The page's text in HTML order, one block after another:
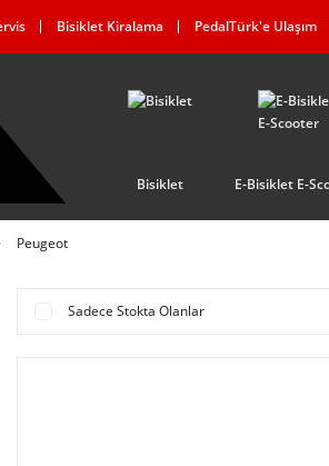
Bisiklet Kiralama PedalTürk'e Ulaşım
Bisiklet E-Bisiklet E-
Peugeot
Sadece Stokta Olanlar